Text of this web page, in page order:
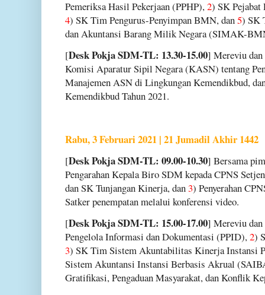
Pemeriksa Hasil Pekerjaan (PPHP),2) SK Pejabat
4) SK Tim Pengurus-Penyimpan BMN, dan5) SK
dan Akuntansi Barang Milik Negara (SIMAK-
[Desk Pokja SDM-TL: 13.30-15.00] Mereviu
Komisi Aparatur Sipil Negara (KASN) tentang
Manajemen ASN di Lingkungan Kemendikbud,
Kemendikbud Tahun 2021.
Rabu, 3 Februari 2021 | 21 Jumadil Akhir 1442
[Desk Pokja SDM-TL: 09.00-10.30] Bersama
Pengarahan Kepala Biro SDM kepada CPNS
dan SK Tunjangan Kinerja, dan3) Penyerahan
Satker penempatan melalui konferensi video.
[Desk Pokja SDM-TL: 15.00-17.00] Mereviu
Pengelola Informasi dan Dokumentasi (PPID),2)
3) SK Tim Sistem Akuntabilitas Kinerja Instansi
Sistem Akuntansi Instansi Berbasis Akrual
Gratifikasi, Pengaduan Masyarakat, dan Konflik